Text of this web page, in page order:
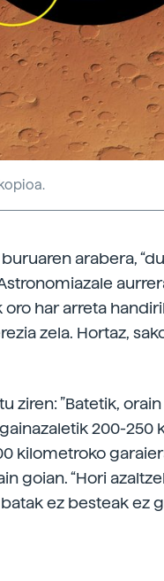
arabera,
har arreta
zela. Hortaz,
ziren: ”Batetik,
200-250
kilometroko
goian. “Hori
ez besteak ez